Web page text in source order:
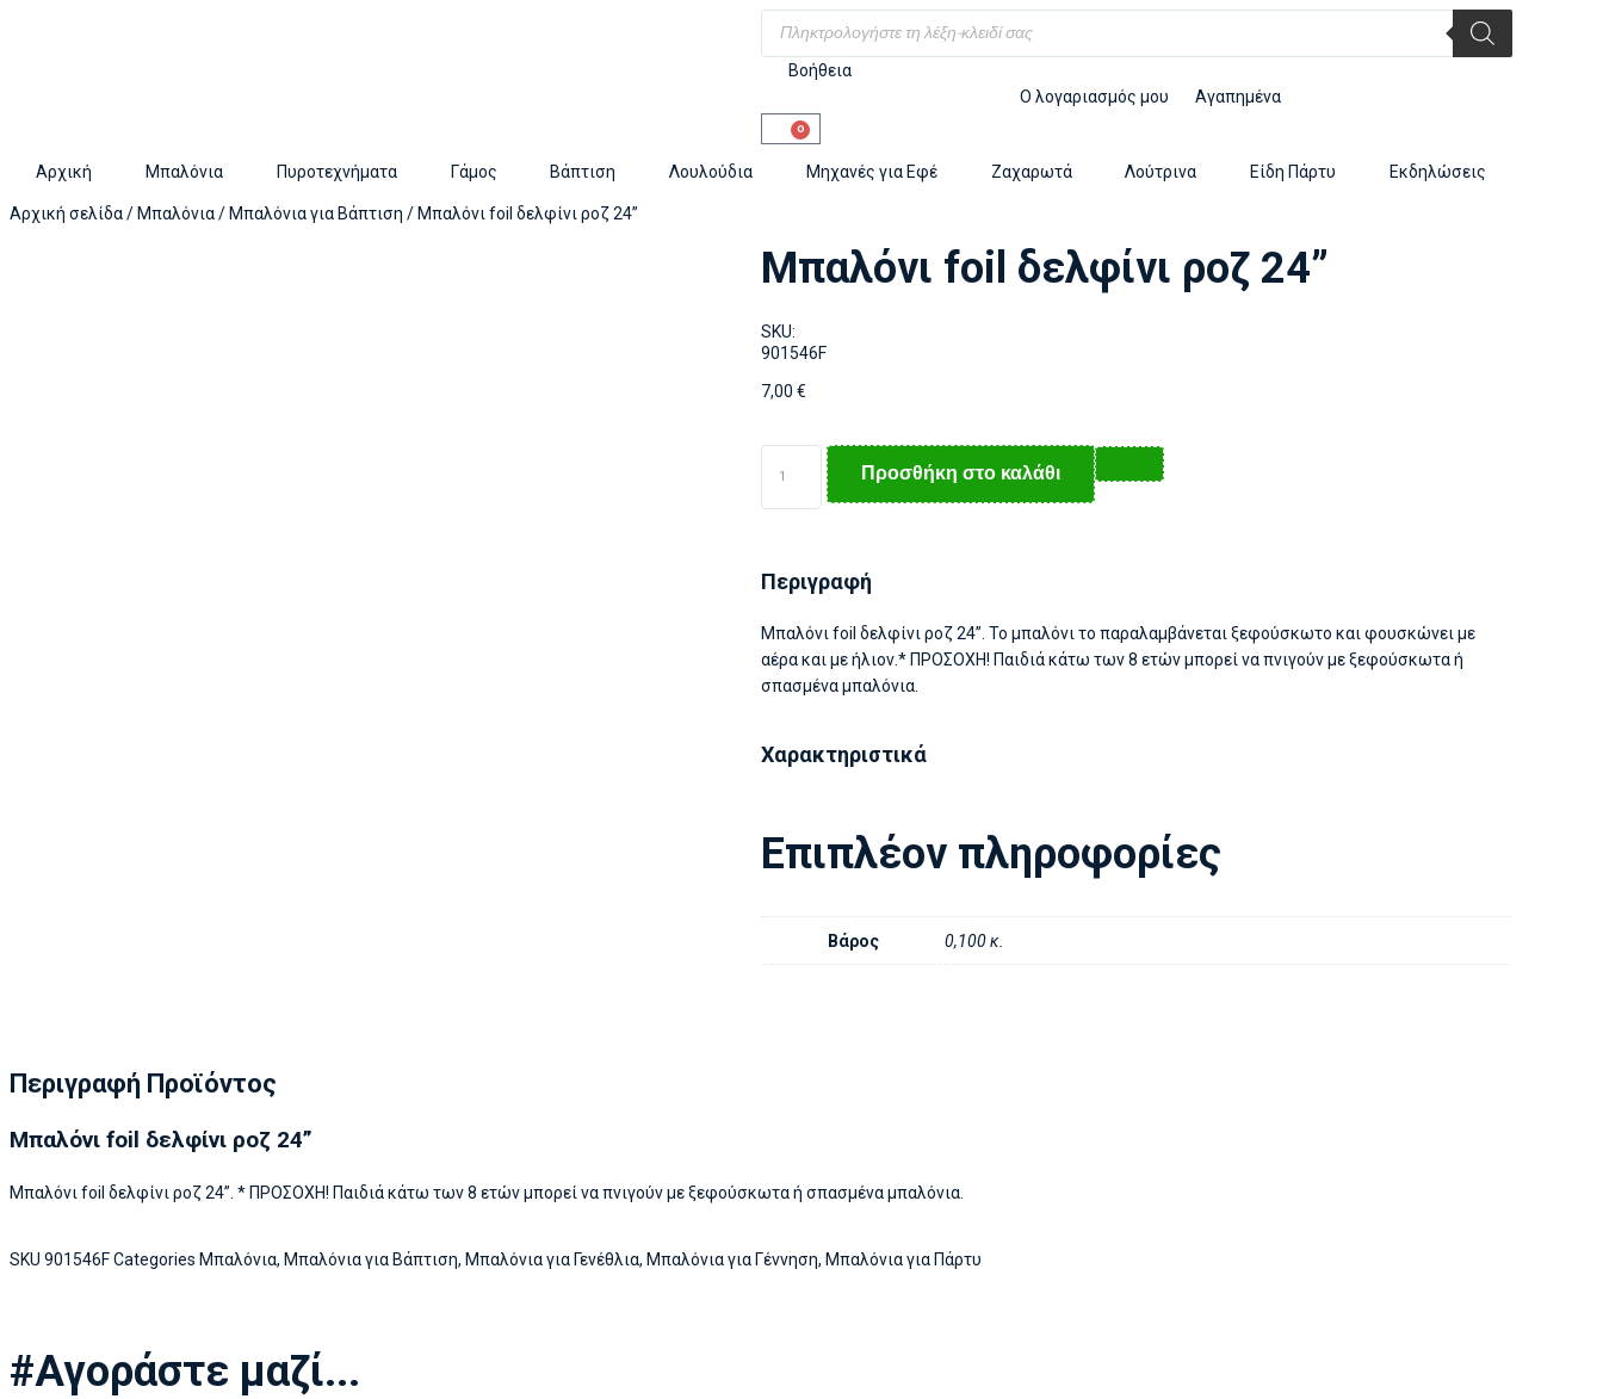
Βοήθεια
Ο λογαριασμός μου
Αγαπημένα
0
Αρχική Μπαλόνια Πυροτεχνήματα Γάμος Βάπτιση Λουλούδια Μηχανές για Εφέ Ζαχαρωτά Λούτρινα Είδη Πάρτυ Εκδηλώσεις
Αρχική σελίδα/ Μπαλόνια/ Μπαλόνια για Βάπτιση / Μπαλόνι foil δελφίνι ροζ 24”
Μπαλόνι foil δελφίνι ροζ 24”
SKU:
901546F
7,00 €
Προσθήκη στο καλάθι
Περιγραφή
Μπαλόνι foil δελφίνι ροζ 24”. Το μπαλόνι το παραλαμβάνεται ξεφούσκωτο και φουσκώνει με
αέρα και με ήλιον.* ΠΡΟΣΟΧΗ! Παιδιά κάτω των 8 ετών μπορεί να πνιγούν με ξεφούσκωτα ή
σπασμένα μπαλόνια.
Χαρακτηριστικά
Επιπλέον πληροφορίες
Βάρος 0,100 κ.
Περιγραφή Προϊόντος
Μπαλόνι foil δελφίνι ροζ 24”
Μπαλόνι foil δελφίνι ροζ 24”. * ΠΡΟΣΟΧΗ! Παιδιά κάτω των 8 ετών μπορεί να πνιγούν με ξεφούσκωτα ή σπασμένα μπαλόνια.
SKU 901546FCategories Μπαλόνια, Μπαλόνια για Βάπτιση, Μπαλόνια για Γενέθλια, Μπαλόνια για Γέννηση, Μπαλόνια για Πάρτυ
#Αγοράστε μαζί...